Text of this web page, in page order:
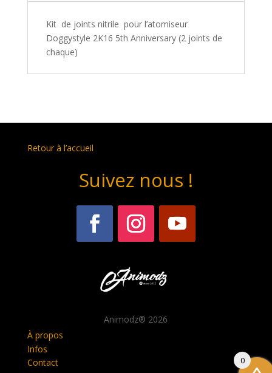
Kit de joints nitrile pour l’atomiseur
Doggystyle 2K16 5th Anniversary (2 joints de
chaque)
Retour à l’accueil
Suivez nous !
Animodz® 2026
À propos
Infos
Contact
0